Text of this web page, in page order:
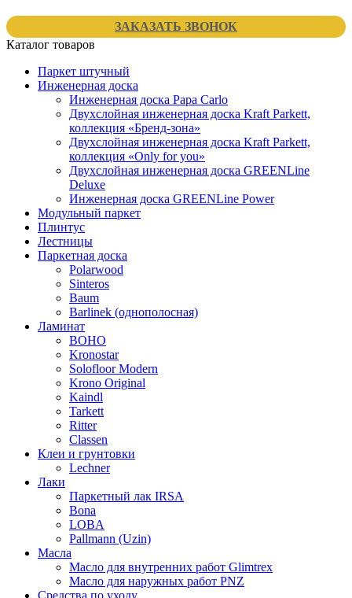
ЗАКАЗАТЬ ЗВОНОК
Каталог товаров
Паркет штучный
Инженерная доска
Инженерная доска Papa Carlo
Двухслойная инженерная доска Kraft Parkett,
коллекция «Бренд-зона»
Двухслойная инженерная доска Kraft Parkett,
коллекция «Only for you»
Двухслойная инженерная доска GREENLine
Deluxe
Инженерная доска GREENLine Power
Модульный паркет
Плинтус
Лестницы
Паркетная доска
Polarwood
Sinteros
Baum
Barlinek (однополосная)
Ламинат
BOHO
Kronostar
Solofloor Modern
Krono Original
Kaindl
Tarkett
Ritter
Classen
Клеи и грунтовки
Lechner
Лаки
Паркетный лак IRSA
Bona
LOBA
Pallmann (Uzin)
Масла
Масло для внутренних работ Glimtrex
Масло для наружных работ PNZ
Средства по уходу